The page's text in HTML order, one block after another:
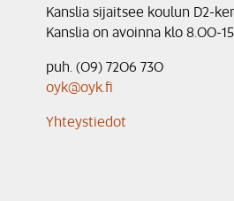
Kanslia sijaitsee koulun D2-
Kanslia on avoinna klo 8.00-
puh. (09) 7206 730
oyk@oyk.fi
Yhteystiedot